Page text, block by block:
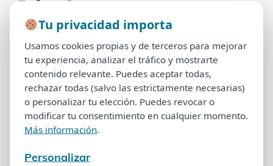
Palace?
La nulidad de un contrato de multipropiedad
depende de varios factores. Es necesario un
estudio de su documentación para responder a
esta cuestión.
¿Puedo dejar de pagar la cuota de
mantenimiento en Marina
Palace?
Tu privacidad importa
Usamos cookies propias y de terceros para mejorar
tu experiencia, analizar el tráfico y mostrarte
contenido relevante. Puedes aceptar todas,
rechazar todas (salvo las estrictamente necesarias)
o personalizar tu elección. Puedes revocar o
modificar tu consentimiento en cualquier momento.
Más información.
Personalizar
Tu privacidad importa
Usamos cookies propias y de terceros para mejorar
tu experiencia, analizar el tráfico y mostrarte
contenido relevante. Puedes aceptar todas,
rechazar todas (salvo las estrictamente necesarias)
o personalizar tu elección. Puedes revocar o
modificar tu consentimiento en cualquier momento.
Más información
Personalizar